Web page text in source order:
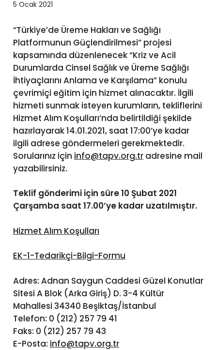
5 Ocak 2021
“Türkiye’de Üreme Hakları ve Sağlığı
Platformunun Güçlendirilmesi” projesi
kapsamında düzenlenecek “Kriz ve Acil
Durumlarda Cinsel Sağlık ve Üreme Sağlığı
İhtiyaçlarını Anlama ve Karşılama” konulu
çevrimiçi eğitim için hizmet alınacaktır. İlgili
hizmeti sunmak isteyen kurumların, tekliflerini
Hizmet Alım Koşulları’nda belirtildiği şekilde
hazırlayarak 14.01.2021, saat 17:00’ye kadar
ilgili adrese göndermeleri gerekmektedir.
Sorularınız için info@tapv.org.tradresine mail
yazabilirsiniz.
Teklif gönderimi için süre 10 Şubat 2021
Çarşamba saat 17.00’ye kadar uzatılmıştır.
Hizmet Alım Koşulları
EK-1-Tedarikçi-Bilgi-Formu
Adres: Adnan Saygun Caddesi Güzel Konutlar
Sitesi A Blok (Arka Giriş) D. 3-4 Kültür
Mahallesi 34340 Beşiktaş/İstanbul
Telefon: 0 (212) 257 79 41
Faks: 0 (212) 257 79 43
E-Posta: info@tapv.org.tr